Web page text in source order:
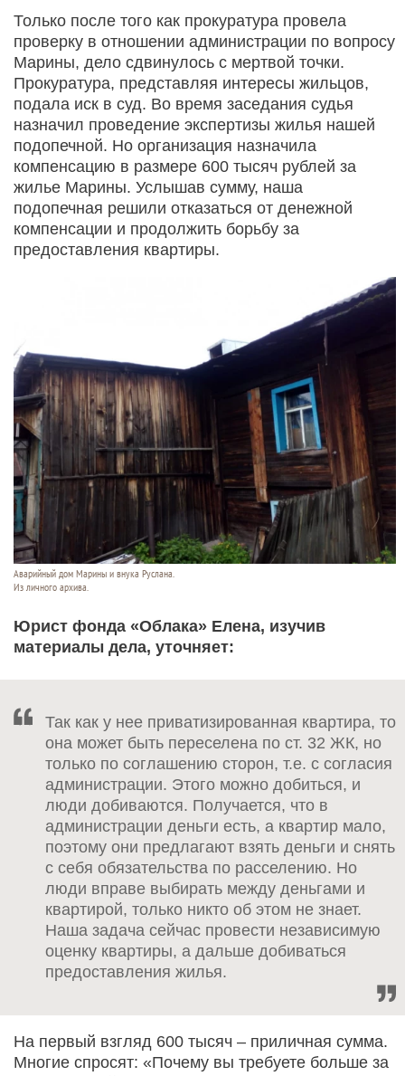
Только после того как прокуратура провела
проверку в отношении администрации по вопросу
Марины, дело сдвинулось с мертвой точки.
Прокуратура, представляя интересы жильцов,
подала иск в суд. Во время заседания судья
назначил проведение экспертизы жилья нашей
подопечной. Но организация назначила
компенсацию в размере 600 тысяч рублей за
жилье Марины. Услышав сумму, наша
подопечная решили отказаться от денежной
компенсации и продолжить борьбу за
предоставления квартиры.
Аварийный дом Марины и внука Руслана.
Из личного архива.
Юрист фонда «Облака» Елена, изучив
материалы дела, уточняет:
Так как у нее приватизированная квартира, то
она может быть переселена по ст. 32 ЖК, но
только по соглашению сторон, т.е. с согласия
администрации. Этого можно добиться, и
люди добиваются. Получается, что в
администрации деньги есть, а квартир мало,
поэтому они предлагают взять деньги и снять
с себя обязательства по расселению. Но
люди вправе выбирать между деньгами и
квартирой, только никто об этом не знает.
Наша задача сейчас провести независимую
оценку квартиры, а дальше добиваться
предоставления жилья.
На первый взгляд 600 тысяч – приличная сумма.
Многие спросят: «Почему вы требуете больше за